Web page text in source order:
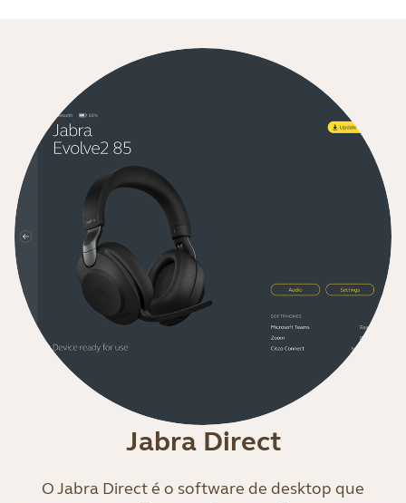
Jabra Direct
O Jabra Direct é o software de desktop que